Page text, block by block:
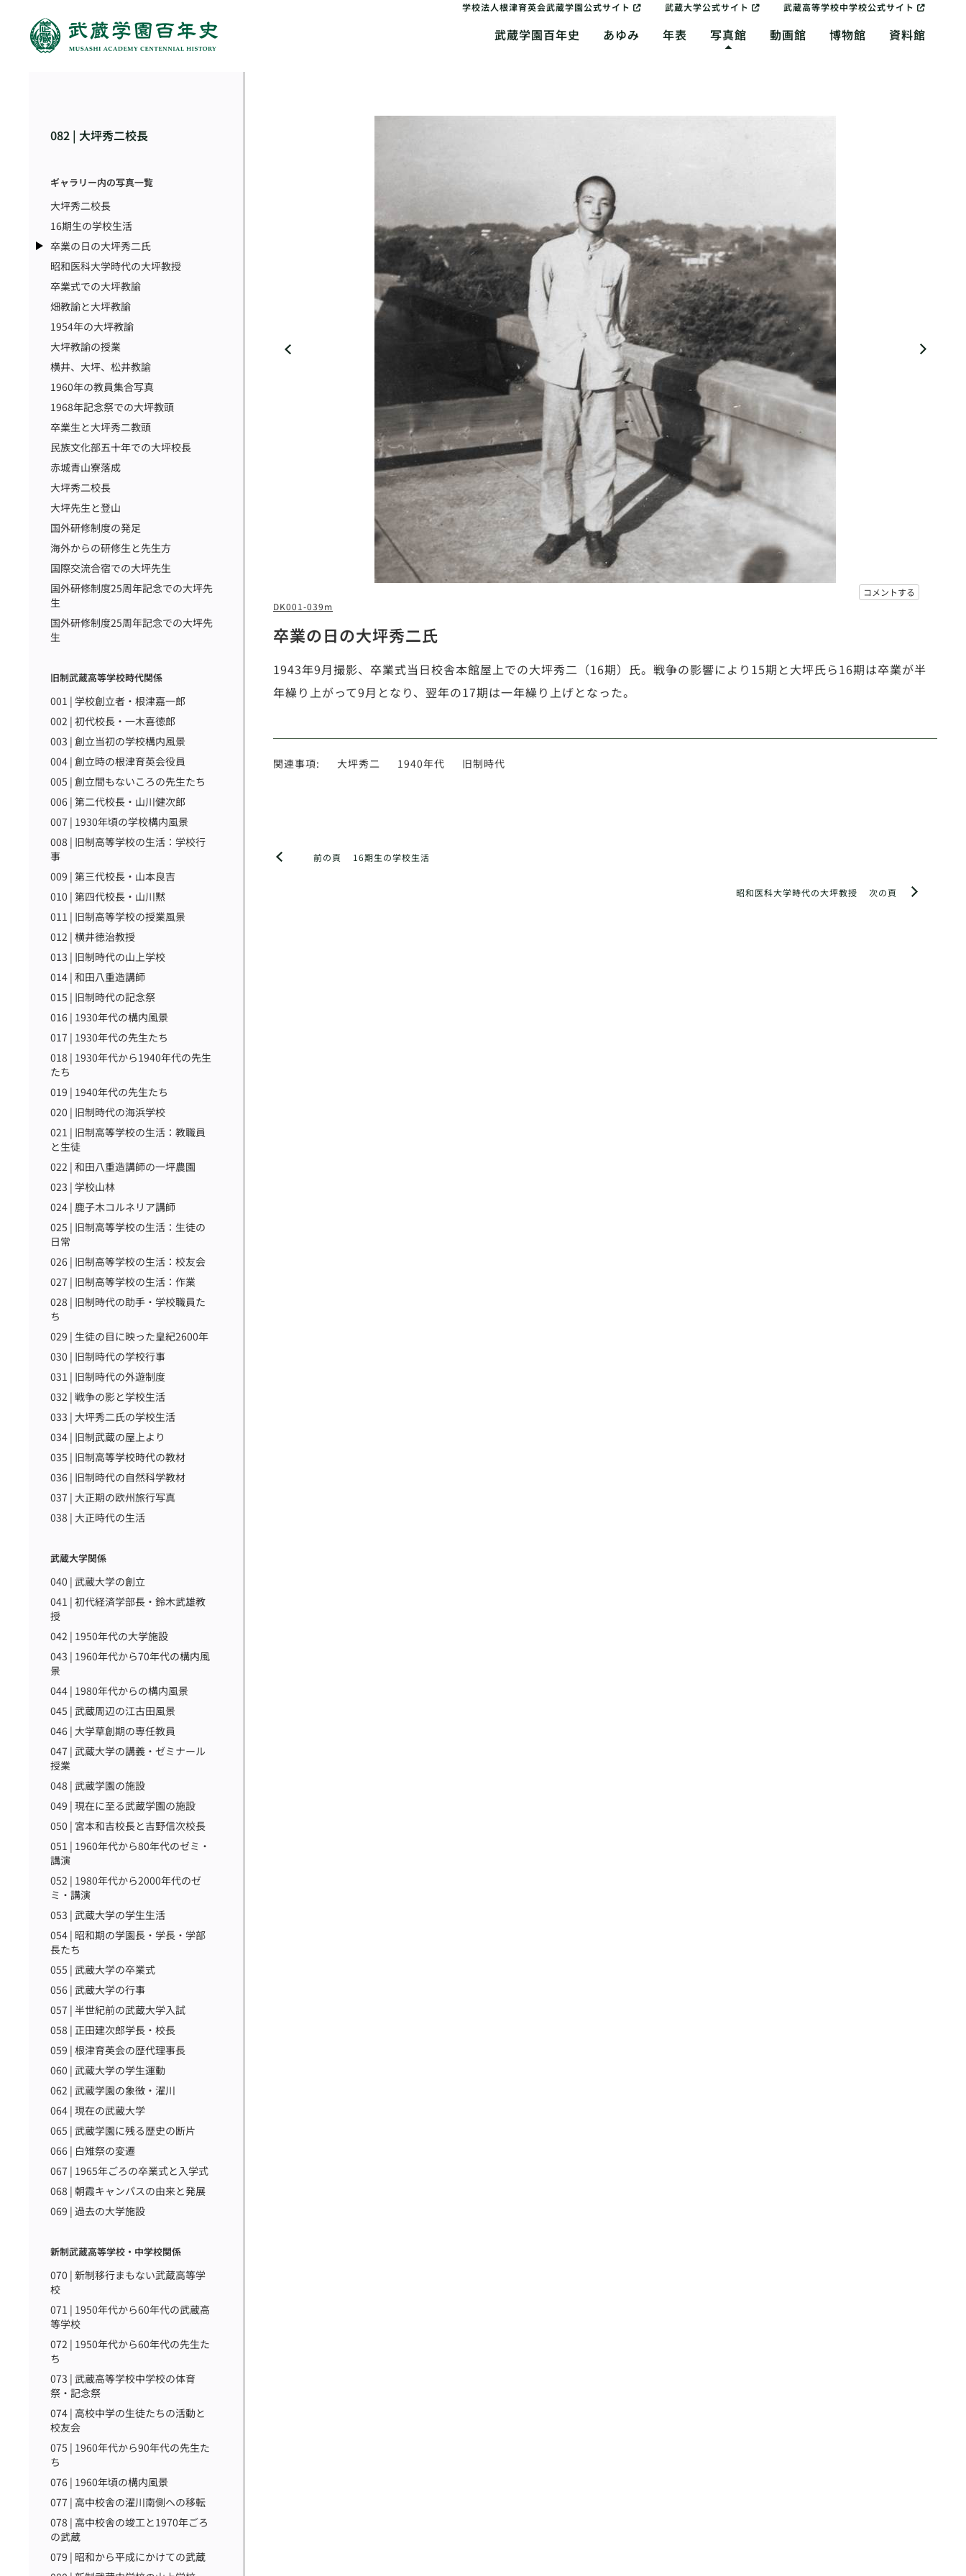
学校法人根津育英会武蔵学園公式サイト 武蔵大学公式サイト 武蔵高等学校中学校公式サイト
武蔵学園百年史 あゆみ 年表 写真館 動画館 博物館 資料館
082 | 大坪秀二校長
ギャラリー内の写真一覧
大坪秀二校長
16期生の学校生活
卒業の日の大坪秀二氏
昭和医科大学時代の大坪教授
卒業式での大坪教諭
畑教諭と大坪教諭
1954年の大坪教諭
大坪教諭の授業
横井、大坪、松井教諭
1960年の教員集合写真
1968年記念祭での大坪教頭
卒業生と大坪秀二教頭
民族文化部五十年での大坪校長
赤城青山寮落成
大坪秀二校長
大坪先生と登山
国外研修制度の発足
海外からの研修生と先生方
国際交流合宿での大坪先生
国外研修制度25周年記念での大坪先
生
国外研修制度25周年記念での大坪先
生
旧制武蔵高等学校時代関係
001 | 学校創立者・根津嘉一郎
002 | 初代校長・一木喜徳郎
003 | 創立当初の学校構内風景
004 | 創立時の根津育英会役員
005 | 創立間もないころの先生たち
006 | 第二代校長・山川健次郎
007 | 1930年頃の学校構内風景
008 | 旧制高等学校の生活：学校行
事
009 | 第三代校長・山本良吉
010 | 第四代校長・山川黙
011 | 旧制高等学校の授業風景
012 | 横井徳治教授
013 | 旧制時代の山上学校
014 | 和田八重造講師
015 | 旧制時代の記念祭
016 | 1930年代の構内風景
017 | 1930年代の先生たち
018 | 1930年代から1940年代の先生
たち
019 | 1940年代の先生たち
020 | 旧制時代の海浜学校
021 | 旧制高等学校の生活：教職員
と生徒
022 | 和田八重造講師の一坪農園
023 | 学校山林
024 | 鹿子木コルネリア講師
025 | 旧制高等学校の生活：生徒の
日常
026 | 旧制高等学校の生活：校友会
027 | 旧制高等学校の生活：作業
028 | 旧制時代の助手・学校職員た
ち
029 | 生徒の目に映った皇紀2600年
030 | 旧制時代の学校行事
031 | 旧制時代の外遊制度
032 | 戦争の影と学校生活
033 | 大坪秀二氏の学校生活
034 | 旧制武蔵の屋上より
035 | 旧制高等学校時代の教材
036 | 旧制時代の自然科学教材
037 | 大正期の欧州旅行写真
038 | 大正時代の生活
武蔵大学関係
040 | 武蔵大学の創立
041 | 初代経済学部長・鈴木武雄教
授
042 | 1950年代の大学施設
043 | 1960年代から70年代の構内風
景
044 | 1980年代からの構内風景
045 | 武蔵周辺の江古田風景
046 | 大学草創期の専任教員
047 | 武蔵大学の講義・ゼミナール
授業
048 | 武蔵学園の施設
049 | 現在に至る武蔵学園の施設
050 | 宮本和吉校長と吉野信次校長
051 | 1960年代から80年代のゼミ・
講演
052 | 1980年代から2000年代のゼ
ミ・講演
053 | 武蔵大学の学生生活
054 | 昭和期の学園長・学長・学部
長たち
055 | 武蔵大学の卒業式
056 | 武蔵大学の行事
057 | 半世紀前の武蔵大学入試
058 | 正田建次郎学長・校長
059 | 根津育英会の歴代理事長
060 | 武蔵大学の学生運動
062 | 武蔵学園の象徴・濯川
064 | 現在の武蔵大学
065 | 武蔵学園に残る歴史の断片
066 | 白雉祭の変遷
067 | 1965年ごろの卒業式と入学式
068 | 朝霞キャンパスの由来と発展
069 | 過去の大学施設
新制武蔵高等学校・中学校関係
070 | 新制移行まもない武蔵高等学
校
071 | 1950年代から60年代の武蔵高
等学校
072 | 1950年代から60年代の先生た
ち
073 | 武蔵高等学校中学校の体育
祭・記念祭
074 | 高校中学の生徒たちの活動と
校友会
075 | 1960年代から90年代の先生た
ち
076 | 1960年頃の構内風景
077 | 高中校舎の濯川南側への移転
078 | 高中校舎の竣工と1970年ごろ
の武蔵
079 | 昭和から平成にかけての武蔵
コメントする
DK001-039m
卒業の日の大坪秀二氏
1943年9月撮影、卒業式当日校舎本館屋上での大坪秀二（16期）氏。戦争の影響により15期と大坪氏ら16期は卒業が半
年繰り上がって9月となり、翌年の17期は一年繰り上げとなった。
関連事項: 大坪秀二 1940年代 旧制時代
前の頁 16期生の学校生活
次の頁
昭和医科大学時代の大坪教授